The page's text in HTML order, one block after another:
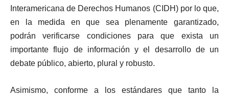
Interamericana de Derechos Humanos (CIDH) por lo que,
en la medida en que sea plenamente garantizado,
podrán verificarse condiciones para que exista un
importante flujo de información y el desarrollo de un
debate público, abierto, plural y robusto.
Asimismo, conforme a los estándares que tanto la